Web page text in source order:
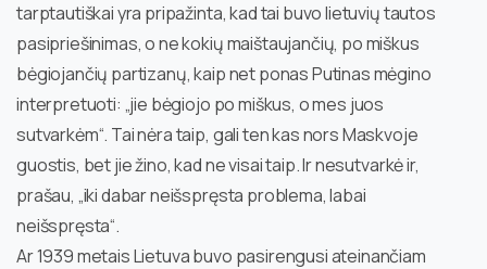
tarptautiškai yra pripažinta, kad tai buvo lietuvių tautos
pasipriešinimas, o ne kokių maištaujančių, po miškus
bėgiojančių partizanų, kaip net ponas Putinas mėgino
interpretuoti: „jie bėgiojo po miškus, o mes juos
sutvarkėm“. Tai nėra taip, gali ten kas nors Maskvoje
guostis, bet jie žino, kad ne visai taip. Ir nesutvarkė ir,
prašau, „iki dabar neišspręsta problema, labai
neišspręsta“.
Ar 1939 metais Lietuva buvo pasirengusi ateinančiam